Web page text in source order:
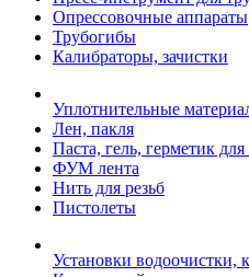
Опрессовочные аппараты
Трубогибы
Калибраторы, зачистки
Уплотнительные
Лен, пакля
Паста, гель, герметик для
ФУМ лента
Нить для резьб
Пистолеты
Установки водоочистки,